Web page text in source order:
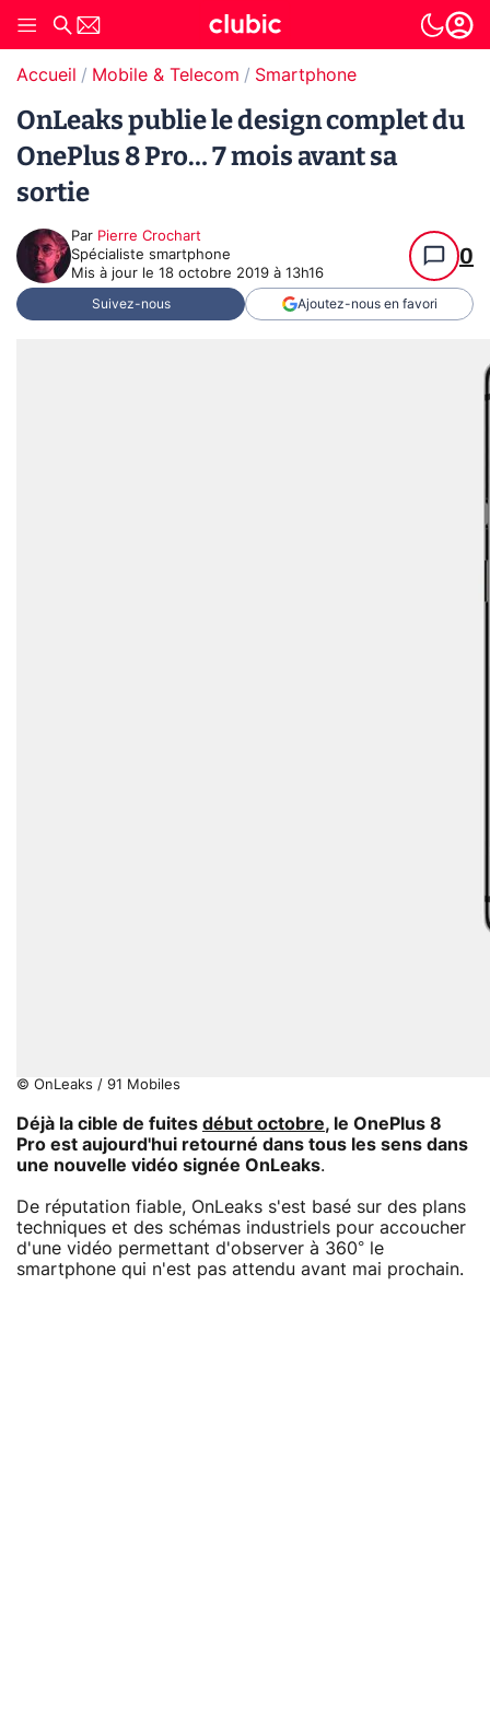
Accueil Mobile & Telecom Smartphone
OnLeaks publie le design complet du
OnePlus 8 Pro… 7 mois avant sa
sortie
Par Pierre Crochart
Spécialiste smartphone
Mis à jour le 18 octobre 2019 à 13h16
0
Suivez-nous Ajoutez-nous en favori
© OnLeaks / 91 Mobiles
Déjà la cible de fuites début octobre, le OnePlus 8
Pro est aujourd'hui retourné dans tous les sens dans
une nouvelle vidéo signée OnLeaks.
De réputation fiable, OnLeaks s'est basé sur des plans
techniques et des schémas industriels pour accoucher
d'une vidéo permettant d'observer à 360° le
smartphone qui n'est pas attendu avant mai prochain.